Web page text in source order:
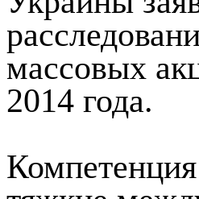
В апреле
уголовного
Украины
массовых
2014 года.